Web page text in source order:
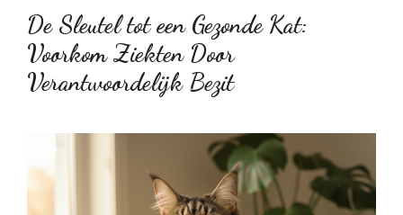
De Sleutel tot een Gezonde Kat:
Voorkom Ziekten Door
Verantwoordelijk Bezit